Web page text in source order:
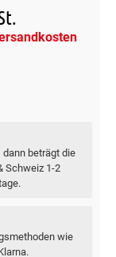
dann beträgt die
Schweiz 1-2
wie